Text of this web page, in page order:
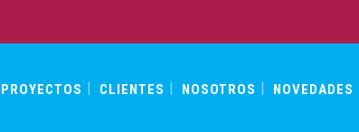
PROYECTOS CLIENTES NOSOTROS NOVEDADES